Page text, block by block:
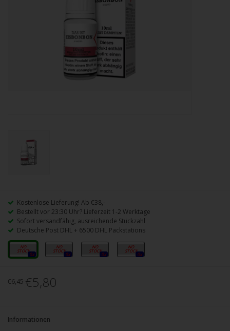
Kostenlose Lieferung! Ab €38,-
Bestellt vor 23:30 Uhr? Lieferzeit 1-2 Werktage
Sofort versandfähig, ausreichende Stückzahl
Deutsche Post DHL + 6500 DHL Packstations
0mg
0x
3mg
0x
6mg
0x
12mg
0x
€6,45 €5,80
Informationen